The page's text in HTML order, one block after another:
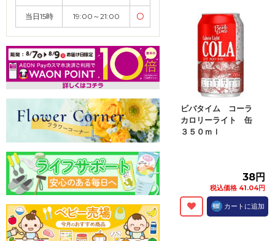
当日15時 19:00～21:00 〇
ビバタイム コーラ
カロリーライト 缶
３５０ｍｌ
38円
税込価格 41.04円
カートに追加